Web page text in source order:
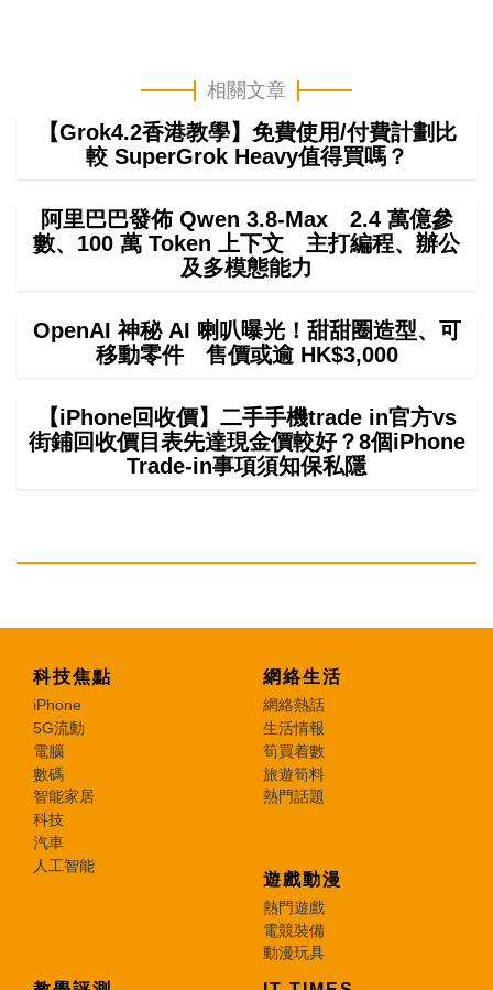
相關文章
【Grok4.2香港教學】免費使用/付費計劃比
較 SuperGrok Heavy值得買嗎？
阿里巴巴發佈 Qwen 3.8-Max 2.4 萬億參
數、100 萬 Token 上下文 主打編程、辦公
及多模態能力
OpenAI 神秘 AI 喇叭曝光！甜甜圈造型、可
移動零件 售價或逾 HK$3,000
【iPhone回收價】二手手機trade in官方vs
街鋪回收價目表先達現金價較好？8個iPhone
Trade-in事項須知保私隱
科技焦點
iPhone
5G流動
電腦
數碼
智能家居
科技
汽車
人工智能
網絡生活
網絡熱話
生活情報
筍買着數
旅遊筍料
熱門話題
遊戲動漫
熱門遊戲
電競裝備
動漫玩具